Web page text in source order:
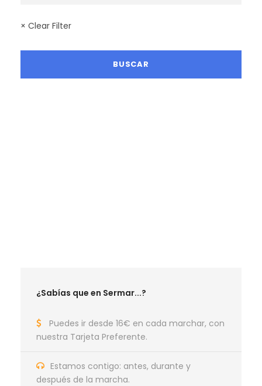
× Clear Filter
¿Sabías que en Sermar...?
Puedes ir desde 16€ en cada marchar, con
nuestra Tarjeta Preferente.
Estamos contigo: antes, durante y
después de la marcha.